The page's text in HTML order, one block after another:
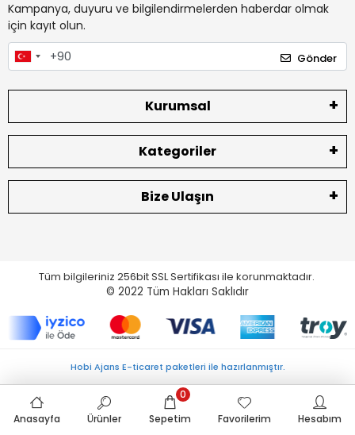
Kampanya, duyuru ve bilgilendirmelerden haberdar olmak
için kayıt olun.
Gönder
Kurumsal
Kategoriler
Bize Ulaşın
Tüm bilgileriniz 256bit SSL Sertifikası ile korunmaktadır.
© 2022 Tüm Hakları Saklıdır
Anasayfa Ürünler Sepetim
0
Favorilerim
Hesabım
Hobi Ajans E-ticaret paketleri ile hazırlanmıştır.